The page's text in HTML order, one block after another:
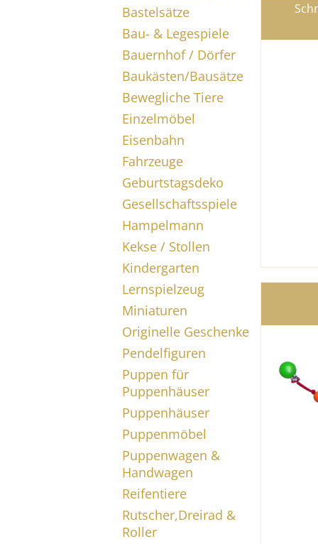
Bastelsätze
Bau- & Legespiele
Bauernhof / Dörfer
Baukästen/Bausätze
Bewegliche Tiere
Einzelmöbel
Eisenbahn
Fahrzeuge
Geburtstagsdeko
Gesellschaftsspiele
Hampelmann
Kekse / Stollen
Kindergarten
Lernspielzeug
Miniaturen
Originelle Geschenke
Pendelfiguren
Puppen für
Puppenhäuser
Puppenhäuser
Puppenmöbel
Puppenwagen &
Handwagen
Reifentiere
Rutscher,Dreirad &
Roller